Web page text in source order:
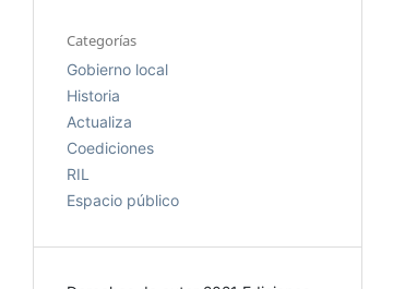
Categorías
Gobierno local
Historia
Actualiza
Coediciones
RIL
Espacio público